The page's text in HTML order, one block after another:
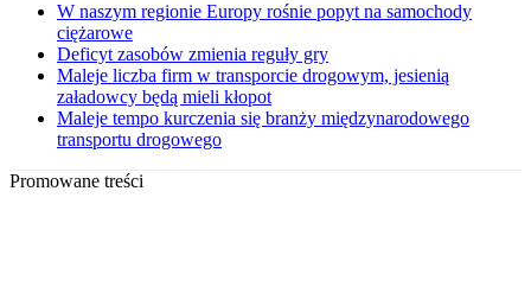
W naszym regionie Europy rośnie popyt na samochody
ciężarowe
Deficyt zasobów zmienia reguły gry
Maleje liczba firm w transporcie drogowym, jesienią
załadowcy będą mieli kłopot
Maleje tempo kurczenia się branży międzynarodowego
transportu drogowego
Promowane treści